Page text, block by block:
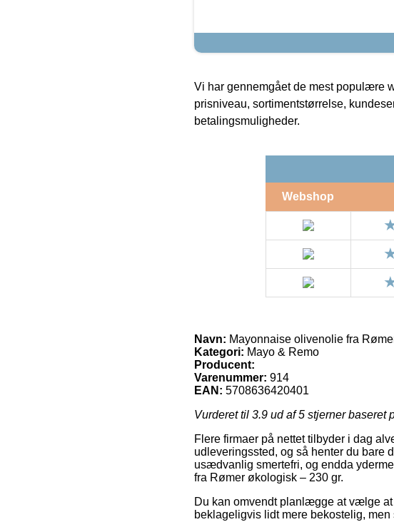
Vi har gennemgået de mest populære
prisniveau, sortimentstørrelse,
betalingsmuligheder.
Webshop
Navn: Mayonnaise olivenolie fra
Kategori: Mayo & Remo
Producent:
Varenummer: 914
EAN: 5708636420401
Vurderet til 3.9 ud af 5 stjerner baseret
Flere firmaer på nettet tilbyder i dag
udleveringssted, og så henter du bare
usædvanlig smertefri, og endda
fra Rømer økologisk – 230 gr.
Du kan omvendt planlægge at vælge
beklageligvis lidt mere bekostelig,